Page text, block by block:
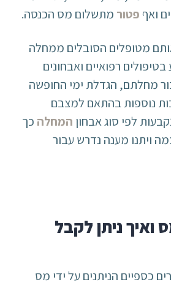
ואףפטור מתשלום מס הכנסה.
מטופלים הסובלים ממחלה
רפואיים ואבחונים
מחלתם, הגדלת ימי החופשה
נוספות בהתאם למצבם
לפי סוג אבחון המחלה כך
ויתנו מענה נדרש עבור
ואיך ניתן לקבל
כספיים הניתנים על ידי מס